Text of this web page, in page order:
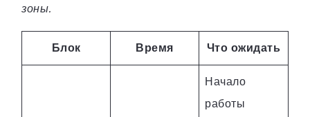
зоны.
Блок Время Что ожидать
Начало
работы